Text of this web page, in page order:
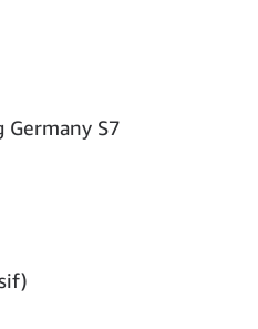
Germany S7